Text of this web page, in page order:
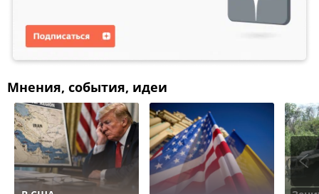
Мнения, события, идеи